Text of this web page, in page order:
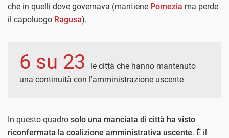
che in quelli dove governava (mantiene Pomezia ma perde
il capoluogo Ragusa).
6 su 23
le città che hanno mantenuto
una continuità con l'amministrazione uscente
In questo quadro solo una manciata di città ha visto
riconfermata la coalizione amministrativa uscente. È il